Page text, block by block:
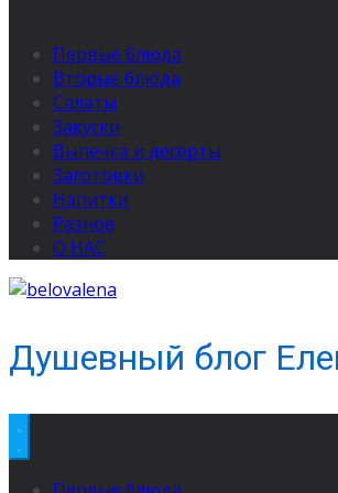
Первые блюда
Вторые блюда
Салаты
Закуски
Выпечка и десерты
Заготовки
Напитки
Разное
О НАС
Душевный блог